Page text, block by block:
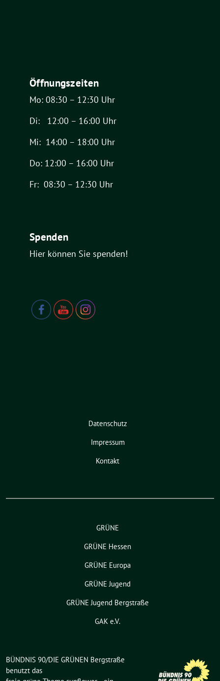
Öffnungszeiten
Mo: 08:30 – 12:30 Uhr
Di: 12:00 – 16:00 Uhr
Mi: 14:00 – 18:00 Uhr
Do: 12:00 – 16:00 Uhr
Fr: 08:30 – 12:30 Uhr
Spenden
Hier können Sie spenden!
Datenschutz
Impressum
Kontakt
GRÜNE
GRÜNE Hessen
GRÜNE Europa
GRÜNE Jugend
GRÜNE Jugend Bergstraße
GAK e.V.
BÜNDNIS 90/DIE GRÜNEN Bergstraße
benutzt das